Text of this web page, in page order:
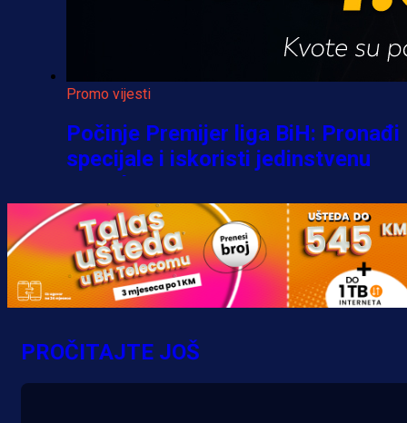
Promo vijesti
Počinje Premijer liga BiH: Pronađi
specijale i iskoristi jedinstvenu
ponudu
1 h 9 min
A Selekcija
Šta je Barbarez htio poručiti?
Njegova objava dolazi u veoma
zanimljivom trenutku!
PROČITAJTE JOŠ